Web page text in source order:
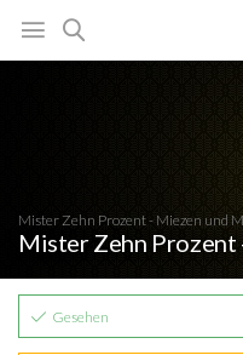
Mister Zehn Prozent - Miezen und
Mister Zehn
Gesehen